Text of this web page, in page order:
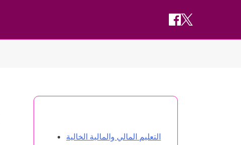
التعليم المالي والمالية الخالية